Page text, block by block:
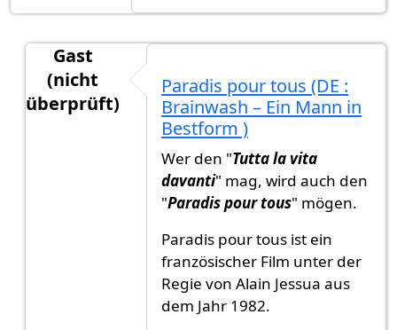
Gast
(nicht
überprüft)
"Das ganze Leben liegt vor
Paradis pour tous (DE :
Brainwash – Ein Mann in
Bestform )
Wer den "Tutta la vita
davanti" mag, wird auch den
"Paradis pour tous" mögen.
Paradis pour tous ist ein
französischer Film unter der
Regie von Alain Jessua aus
dem Jahr 1982.